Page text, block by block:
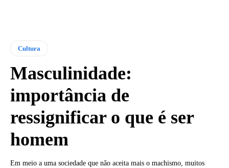
Cultura
Masculinidade:
importância de
ressignificar o que é ser
homem
Em meio a uma sociedade que não aceita mais o machismo, muitos